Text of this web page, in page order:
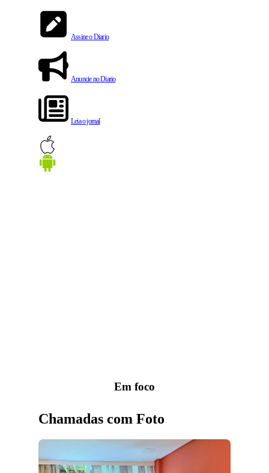
Assine o Diario
Anuncie no Diario
Leia o jornal
Em foco
Chamadas com Foto